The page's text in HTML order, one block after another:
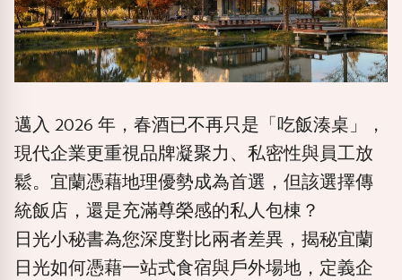
邁入 2026 年，春酒已不再只是「吃飯湊桌」，
現代企業更重視品牌凝聚力、私密性與員工放
鬆。宜蘭憑藉地理優勢成為首選，但該選擇傳
統飯店，還是充滿尊榮感的私人包棟？
日光小秘書為您深度對比兩者差異，揭秘宜蘭
日光如何憑藉一站式食宿與戶外場地，定義企